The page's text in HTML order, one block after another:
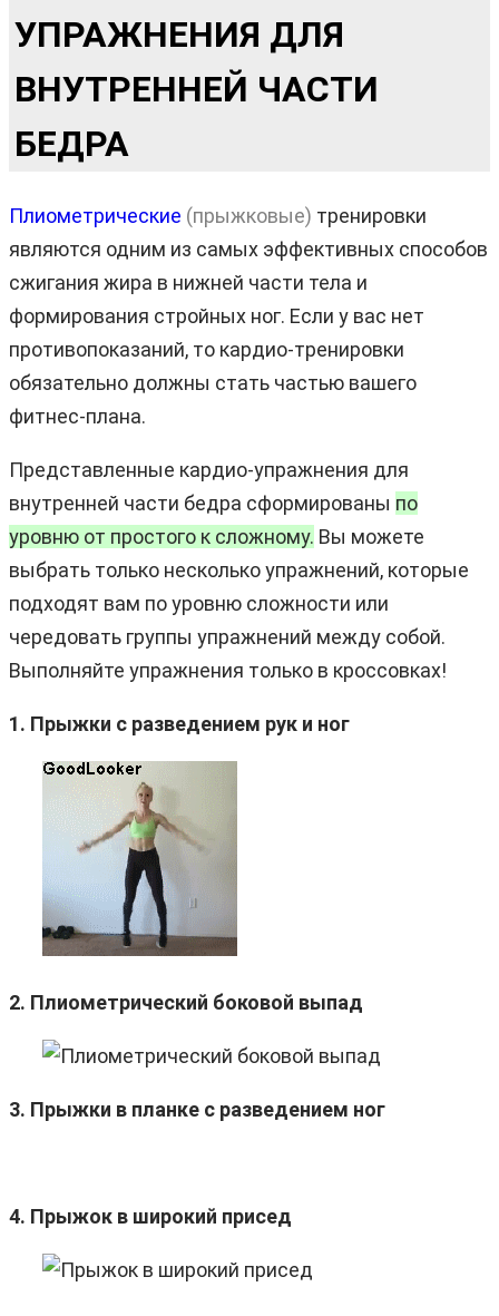
УПРАЖНЕНИЯ ДЛЯ
ВНУТРЕННЕЙ ЧАСТИ
БЕДРА
Плиометрические (прыжковые) тренировки
являются одним из самых эффективных способов
сжигания жира в нижней части тела и
формирования стройных ног. Если у вас нет
противопоказаний, то кардио-тренировки
обязательно должны стать частью вашего
фитнес-плана.
Представленные кардио-упражнения для
внутренней части бедра сформированы по
уровню от простого к сложному. Вы можете
выбрать только несколько упражнений, которые
подходят вам по уровню сложности или
чередовать группы упражнений между собой.
Выполняйте упражнения только в кроссовках!
1. Прыжки с разведением рук и ног
2. Плиометрический боковой выпад
3. Прыжки в планке с разведением ног
4. Прыжок в широкий присед